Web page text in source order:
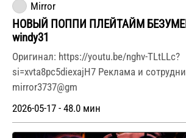
Mirror
НОВЫЙ ПОППИ ПЛЕЙТАЙМ БЕЗУМЕН
windy31
Оригинал: https://youtu.be/nghv-TLtLLc?
si=xvta8pc5diexajH7 Реклама и
mirror3737@gm
2026-05-17 - 48.0 мин